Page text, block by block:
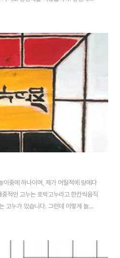
원하며 세웠습니다. 비록 시기적으로는
향기 가득한", "공주도서관" 정말 아름
람들의 코에서는 책 향기가 가득하실
이중에 하나이며, 제가 어릴적에 땅에다
적인 고누는 호박고누라고 한칸씩움직
고누가 있습니다. 그런데 이렇게 놀이
뭔가 고급스러워 보이고 놀이도 한층
가며 둔다. 빨간말은 고누(고누는 모서
다)가 되어 상대방 말을 따내고 그자리